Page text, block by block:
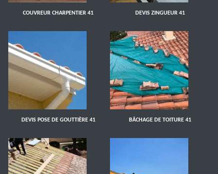
COUVREUR CHARPENTIER 41 DEVIS ZINGUEUR 41
DEVIS POSE DE GOUTTIÈRE 41 BÂCHAGE DE TOITURE 41